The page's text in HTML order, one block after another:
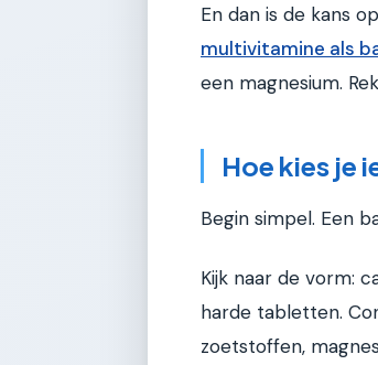
En dan is de kans
multivitamine als
een magnesium.
Hoe kies je
Begin simpel. Een
Kijk naar de vorm:
harde tabletten.
zoetstoffen,